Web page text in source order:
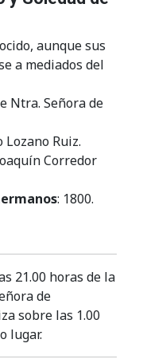
aunque sus
a mediados del
Ntra. Señora de
Lozano Ruiz.
Corredor
: 1800.
21.00 horas de la
de
sobre las 1.00
lugar.